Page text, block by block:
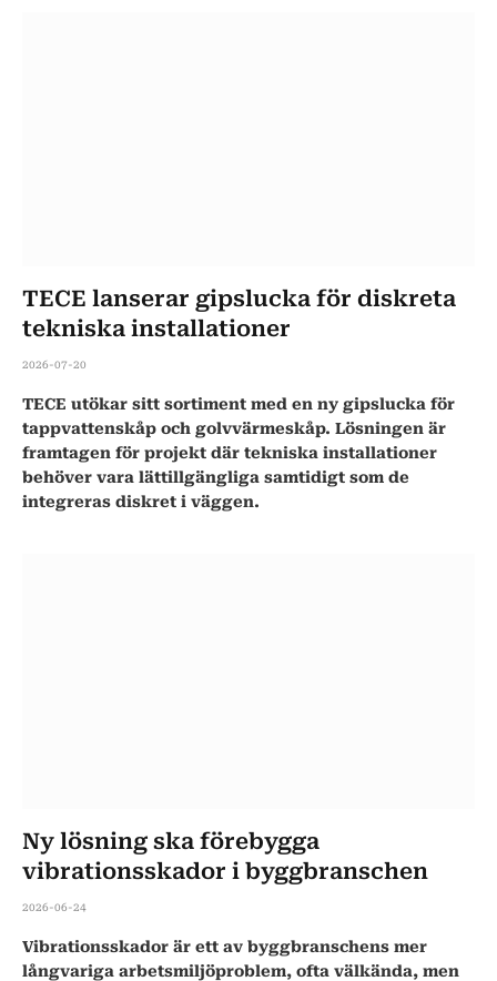
TECE lanserar gipslucka för diskreta
tekniska installationer
2026-07-20
TECE utökar sitt sortiment med en ny gipslucka för
tappvattenskåp och golvvärmeskåp. Lösningen är
framtagen för projekt där tekniska installationer
behöver vara lättillgängliga samtidigt som de
integreras diskret i väggen.
Ny lösning ska förebygga
vibrationsskador i byggbranschen
2026-06-24
Vibrationsskador är ett av byggbranschens mer
långvariga arbetsmiljöproblem, ofta välkända, men